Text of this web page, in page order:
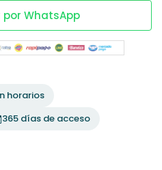
WhatsApp
horarios
365 días de acceso